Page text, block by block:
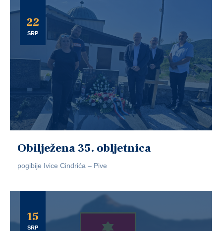
22
SRP
Obilježena 35. obljetnica
pogibije Ivice Cindrića – Pive
15
SRP